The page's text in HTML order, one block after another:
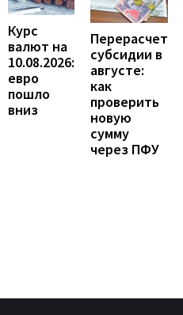
Курс
валют на
10.08.2026:
евро
пошло
вниз
Перерасчет
субсидии в
августе:
как
проверить
новую
сумму
через ПФУ